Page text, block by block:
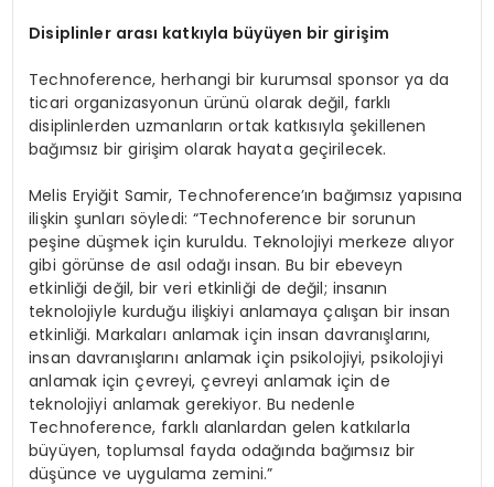
Disiplinler arası katkıyla büyüyen bir girişim
Technoference, herhangi bir kurumsal sponsor ya da
ticari organizasyonun ürünü olarak değil, farklı
disiplinlerden uzmanların ortak katkısıyla şekillenen
bağımsız bir girişim olarak hayata geçirilecek.
Melis Eryiğit Samir, Technoference’ın bağımsız yapısına
ilişkin şunları söyledi: “Technoference bir sorunun
peşine düşmek için kuruldu. Teknolojiyi merkeze alıyor
gibi görünse de asıl odağı insan. Bu bir ebeveyn
etkinliği değil, bir veri etkinliği de değil; insanın
teknolojiyle kurduğu ilişkiyi anlamaya çalışan bir insan
etkinliği. Markaları anlamak için insan davranışlarını,
insan davranışlarını anlamak için psikolojiyi, psikolojiyi
anlamak için çevreyi, çevreyi anlamak için de
teknolojiyi anlamak gerekiyor. Bu nedenle
Technoference, farklı alanlardan gelen katkılarla
büyüyen, toplumsal fayda odağında bağımsız bir
düşünce ve uygulama zemini.”